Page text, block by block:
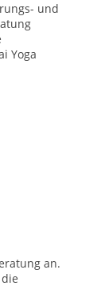
und
Yoga
an.